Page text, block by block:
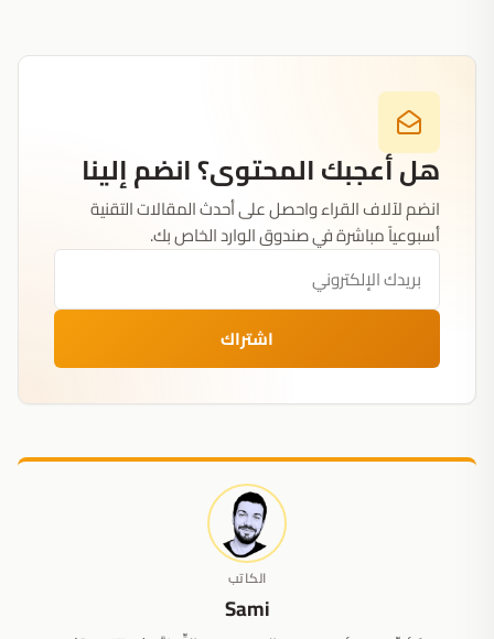
هل أعجبك المحتوى؟ انضم إلينا
انضم لآلاف القراء واحصل على أحدث المقالات التقنية
أسبوعياً مباشرة في صندوق الوارد الخاص بك.
اشتراك
الكاتب
Sami